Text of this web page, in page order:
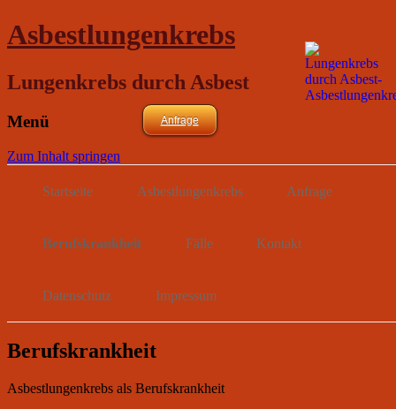
Asbestlungenkrebs
Lungenkrebs durch Asbest
Anfrage
Menü
Zum Inhalt springen
Startseite Asbestlungenkrebs Anfrage
Berufskrankheit Fälle Kontakt
Datenschutz Impressum
Berufskrankheit
Asbestlungenkrebs als Berufskrankheit